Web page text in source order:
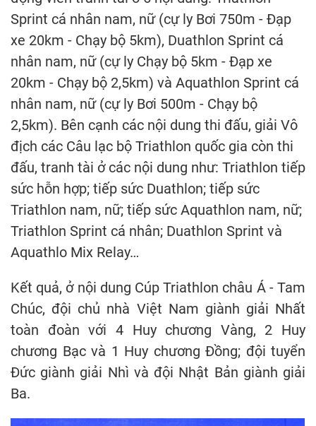
Sprint cá nhân nam, nữ (cự ly Bơi 750m - Đạp
xe 20km - Chạy bộ 5km), Duathlon Sprint cá
nhân nam, nữ (cự ly Chạy bộ 5km - Đạp xe
20km - Chạy bộ 2,5km) và Aquathlon Sprint cá
nhân nam, nữ (cự ly Bơi 500m - Chạy bộ
2,5km). Bên cạnh các nội dung thi đấu, giải Vô
địch các Câu lạc bộ Triathlon quốc gia còn thi
đấu, tranh tài ở các nội dung như: Triathlon tiếp
sức hỗn hợp; tiếp sức Duathlon; tiếp sức
Triathlon nam, nữ; tiếp sức Aquathlon nam, nữ;
Triathlon Sprint cá nhân; Duathlon Sprint và
Aquathlo Mix Relay…
Kết quả, ở nội dung Cúp Triathlon châu Á - Tam
Chúc, đội chủ nhà Việt Nam giành giải Nhất
toàn đoàn với 4 Huy chương Vàng, 2 Huy
chương Bạc và 1 Huy chương Đồng; đội tuyển
Đức giành giải Nhì và đội Nhật Bản giành giải
Ba.